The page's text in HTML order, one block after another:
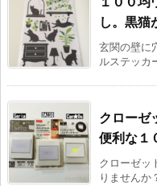
し。黒猫
玄関の壁に
ルステッカ
クローゼ
便利な１
クローゼッ
りませんか